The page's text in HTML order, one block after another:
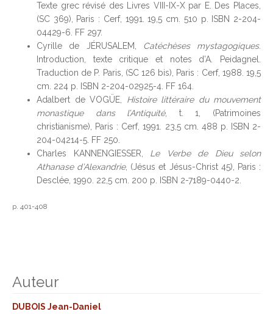
Texte grec révisé des Livres VIII-IX-X par E. Des Places,
(SC 369), Paris : Cerf, 1991. 19,5 cm. 510 p. ISBN 2-204-
04429-6. FF 297.
Cyrille de JÉRUSALEM, Catéchèses mystagogiques.
Introduction, texte critique et notes d’A. Peidagnel.
Traduction de P. Paris, (SC 126 bis), Paris : Cerf, 1988. 19,5
cm. 224 p. ISBN 2-204-02925-4. FF 164.
Adalbert de VOGÜE, Histoire littéraire du mouvement
monastique dans l’Antiquité, t. 1, (Patrimoines
christianisme), Paris : Cerf, 1991. 23,5 cm. 488 p. ISBN 2-
204-04214-5. FF 250.
Charles KANNENGIESSER, Le Verbe de Dieu selon
Athanase d’Alexandrie, (Jésus et Jésus-Christ 45), Paris :
Desclée, 1990. 22,5 cm. 200 p. ISBN 2-7189-0440-2.
p. 401-408
Auteur
DUBOIS Jean-Daniel